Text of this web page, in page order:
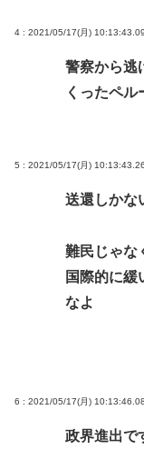
4 : 2021/05/17(月) 10:13:43.09
警察から逃
くったペ
5 : 2021/05/17(月) 10:13:43.26
送還しかな
難民じゃな
国際的に緩
なよ
6 : 2021/05/17(月) 10:13:46.08
政界進出で